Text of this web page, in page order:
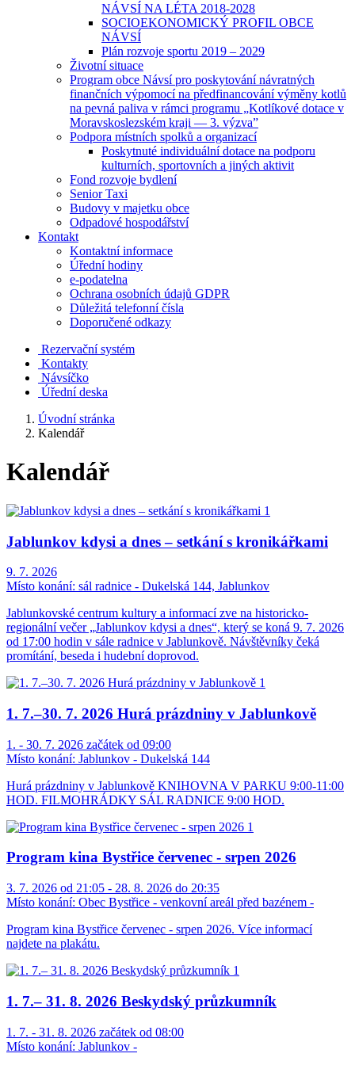
NÁVSÍ NA LÉTA 2018-2028
SOCIOEKONOMICKÝ PROFIL OBCE
NÁVSÍ
Plán rozvoje sportu 2019 – 2029
Životní situace
Program obce Návsí pro poskytování návratných
finančních výpomocí na předfinancování výměny kotlů
na pevná paliva v rámci programu „Kotlíkové dotace v
Moravskoslezském kraji — 3. výzva”
Podpora místních spolků a organizací
Poskytnuté individuální dotace na podporu
kulturních, sportovních a jiných aktivit
Fond rozvoje bydlení
Senior Taxi
Budovy v majetku obce
Odpadové hospodářství
Kontakt
Kontaktní informace
Úřední hodiny
e-podatelna
Ochrana osobních údajů GDPR
Důležitá telefonní čísla
Doporučené odkazy
Rezervační systém
Kontakty
Návsíčko
Úřední deska
Úvodní stránka
Kalendář
Kalendář
Jablunkov kdysi a dnes – setkání s kronikářkami
9. 7. 2026
Místo konání: sál radnice - Dukelská 144, Jablunkov
Jablunkovské centrum kultury a informací zve na historicko-
regionální večer „Jablunkov kdysi a dnes“, který se koná 9. 7. 2026
od 17:00 hodin v sále radnice v Jablunkově. Návštěvníky čeká
promítání, beseda i hudební doprovod.
1. 7.–30. 7. 2026 Hurá prázdniny v Jablunkově
1. - 30. 7. 2026 začátek od 09:00
Místo konání: Jablunkov - Dukelská 144
Hurá prázdniny v Jablunkově KNIHOVNA V PARKU 9:00-11:00
HOD. FILMOHRÁDKY SÁL RADNICE 9:00 HOD.
Program kina Bystřice červenec - srpen 2026
3. 7. 2026 od 21:05 - 28. 8. 2026 do 20:35
Místo konání: Obec Bystřice - venkovní areál před bazénem -
Program kina Bystřice červenec - srpen 2026. Více informací
najdete na plakátu.
1. 7.– 31. 8. 2026 Beskydský průzkumník
1. 7. - 31. 8. 2026 začátek od 08:00
Místo konání: Jablunkov -